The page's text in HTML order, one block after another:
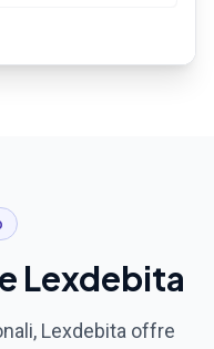
Lexdebita
Lexdebita offre